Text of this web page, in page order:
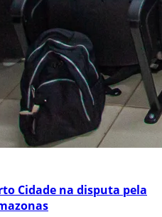
Cidade na disputa pela